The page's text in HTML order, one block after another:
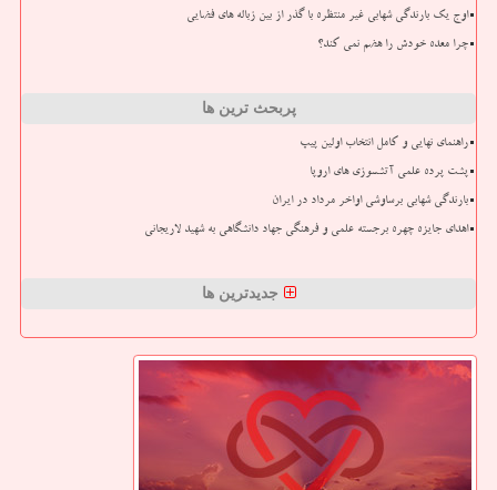
اوج یک بارندگی شهابی غیر منتظره با گذر از بین زباله های فضایی
چرا معده خودش را هضم نمی کند؟
پربحث ترین ها
راهنمای نهایی و کامل انتخاب اولین پیپ
پشت پرده علمی آتشسوزی های اروپا
بارندگی شهابی برساوشی اواخر مرداد در ایران
اهدای جایزه چهره برجسته علمی و فرهنگی جهاد دانشگاهی به شهید لاریجانی
جدیدترین ها